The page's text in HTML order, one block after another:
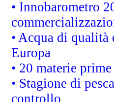
• Innobarometro
• Acqua di
Europa
• 20 materie
• Stagione di
controllo